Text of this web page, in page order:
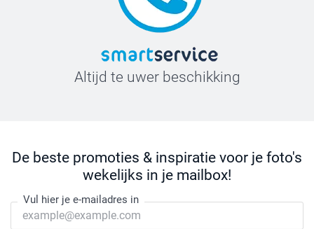
Altijd te uwer beschikking
De beste promoties & inspiratie voor je foto's
wekelijks in je mailbox!
Vul hier je e-mailadres in